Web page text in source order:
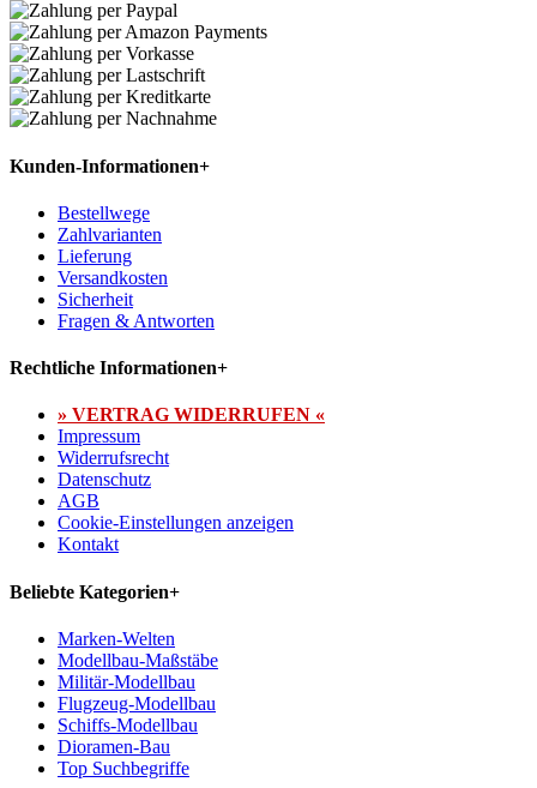
Kunden-Informationen+
Bestellwege
Zahlvarianten
Lieferung
Versandkosten
Sicherheit
Fragen & Antworten
Rechtliche Informationen+
» VERTRAG WIDERRUFEN «
Impressum
Widerrufsrecht
Datenschutz
AGB
Cookie-Einstellungen anzeigen
Kontakt
Beliebte Kategorien+
Marken-Welten
Modellbau-Maßstäbe
Militär-Modellbau
Flugzeug-Modellbau
Schiffs-Modellbau
Dioramen-Bau
Top Suchbegriffe